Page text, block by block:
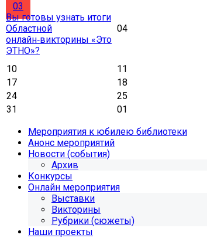
03
Вы готовы узнать итоги
Областной
онлайн‑викторины «Это
ЭТНО»?
04
10 11
17
18
24
25
31
01
Мероприятия к юбилею библиотеки
Анонс мероприятий
Новости (события)
Архив
Конкурсы
Онлайн мероприятия
Выставки
Викторины
Рубрики (сюжеты)
Наши проекты